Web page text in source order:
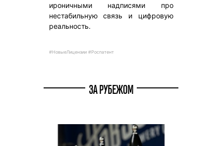
ироничными надписями про
нестабильную связь и цифровую
реальность.
#НовыеЛицензии #Роспатент
ЗА РУБЕЖОМ